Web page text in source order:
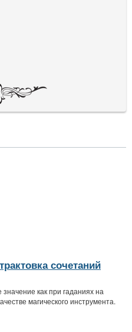
сочетаний
как при гаданиях на
магического инструмента.